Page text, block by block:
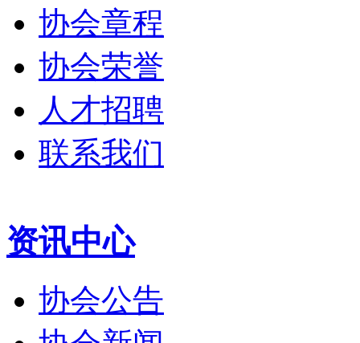
协会章程
协会荣誉
人才招聘
联系我们
资讯中心
协会公告